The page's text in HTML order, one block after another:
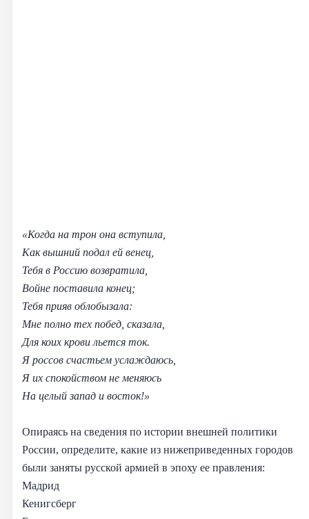
«Когда на трон она вступила,
Как вышний подал ей венец,
Тебя в Россию возвратила,
Войне поставила конец;
Тебя прияв облобызала:
Мне полно тех побед, сказала,
Для коих крови льется ток.
Я россов счастьем услаждаюсь,
Я их спокойством не меняюсь
На целый запад и восток!»
Опираясь на сведения по истории внешней политики
России, определите, какие из нижеприведенных городов
были заняты русской армией в эпоху ее правления:
Мадрид
Кенигсберг